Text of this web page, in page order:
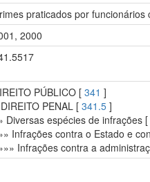
praticados por
2000
PÚBLICO [341 ]
PENAL [341.5 ]
Diversas espécies de infrações
Infrações contra o Estado e
Infrações contra a